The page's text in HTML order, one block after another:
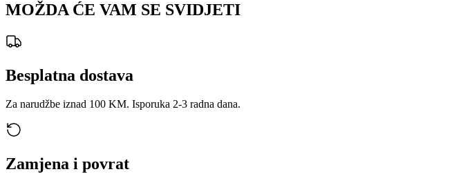
MOŽDA ĆE VAM SE SVIDJETI
Besplatna dostava
Za narudžbe iznad 100 KM. Isporuka 2-3 radna dana.
Zamjena i povrat